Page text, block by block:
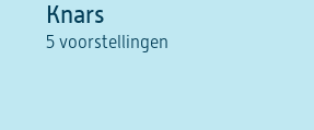
Knars
5 voorstellingen